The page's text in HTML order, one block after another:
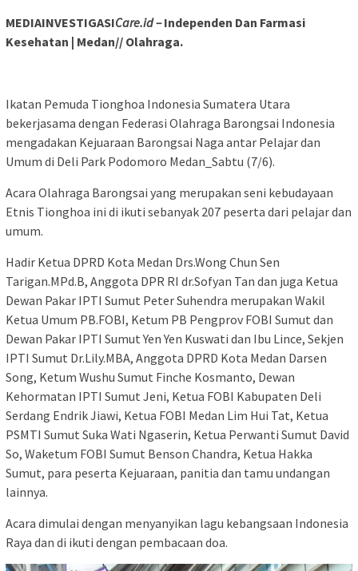
MEDIAINVESTIGASICare.id –Independen Dan Farmasi
Kesehatan | Medan// Olahraga.
Ikatan Pemuda Tionghoa Indonesia Sumatera Utara
bekerjasama dengan Federasi Olahraga Barongsai Indonesia
mengadakan Kejuaraan Barongsai Naga antar Pelajar dan
Umum di Deli Park Podomoro Medan_Sabtu (7/6).
Acara Olahraga Barongsai yang merupakan seni kebudayaan
Etnis Tionghoa ini di ikuti sebanyak 207 peserta dari pelajar dan
umum.
Hadir Ketua DPRD Kota Medan Drs.Wong Chun Sen
Tarigan.MPd.B, Anggota DPR RI dr.Sofyan Tan dan juga Ketua
Dewan Pakar IPTI Sumut Peter Suhendra merupakan Wakil
Ketua Umum PB.FOBI, Ketum PB Pengprov FOBI Sumut dan
Dewan Pakar IPTI Sumut Yen Yen Kuswati dan Ibu Lince, Sekjen
IPTI Sumut Dr.Lily.MBA, Anggota DPRD Kota Medan Darsen
Song, Ketum Wushu Sumut Finche Kosmanto, Dewan
Kehormatan IPTI Sumut Jeni, Ketua FOBI Kabupaten Deli
Serdang Endrik Jiawi, Ketua FOBI Medan Lim Hui Tat, Ketua
PSMTI Sumut Suka Wati Ngaserin, Ketua Perwanti Sumut David
So, Waketum FOBI Sumut Benson Chandra, Ketua Hakka
Sumut, para peserta Kejuaraan, panitia dan tamu undangan
lainnya.
Acara dimulai dengan menyanyikan lagu kebangsaan Indonesia
Raya dan di ikuti dengan pembacaan doa.